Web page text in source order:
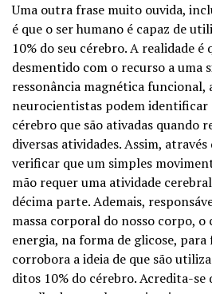
Uma outra frase muito ouvida,
é que o ser humano é capaz de
10% do seu cérebro. A realidade é
desmentido com o recurso a uma
ressonância magnética funcional,
neurocientistas podem identificar
cérebro que são ativadas quando
diversas atividades. Assim,
verificar que um simples
mão requer uma atividade
décima parte. Ademais,
massa corporal do nosso corpo,
energia, na forma de glicose, para
corrobora a ideia de que são
ditos 10% do cérebro. Acredita-se